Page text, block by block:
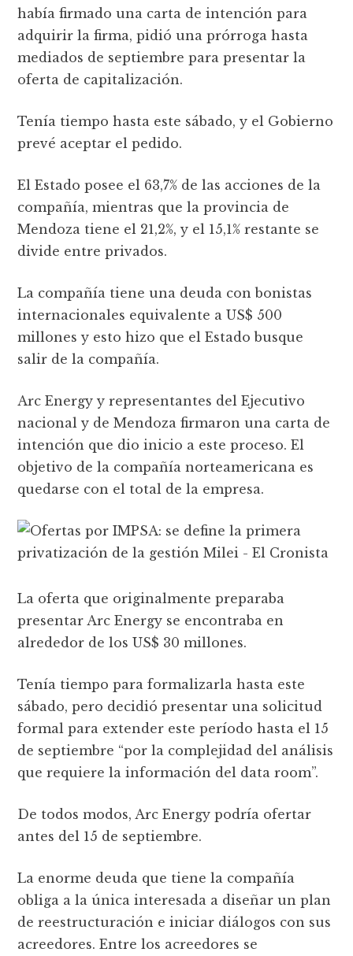
había firmado una carta de intención para
adquirir la firma, pidió una prórroga hasta
mediados de septiembre para presentar la
oferta de capitalización.
Tenía tiempo hasta este sábado, y el Gobierno
prevé aceptar el pedido.
El Estado posee el 63,7% de las acciones de la
compañía, mientras que la provincia de
Mendoza tiene el 21,2%, y el 15,1% restante se
divide entre privados.
La compañía tiene una deuda con bonistas
internacionales equivalente a US$ 500
millones y esto hizo que el Estado busque
salir de la compañía.
Arc Energy y representantes del Ejecutivo
nacional y de Mendoza firmaron una carta de
intención que dio inicio a este proceso. El
objetivo de la compañía norteamericana es
quedarse con el total de la empresa.
La oferta que originalmente preparaba
presentar Arc Energy se encontraba en
alrededor de los US$ 30 millones.
Tenía tiempo para formalizarla hasta este
sábado, pero decidió presentar una solicitud
formal para extender este período hasta el 15
de septiembre “por la complejidad del análisis
que requiere la información del data room”.
De todos modos, Arc Energy podría ofertar
antes del 15 de septiembre.
La enorme deuda que tiene la compañía
obliga a la única interesada a diseñar un plan
de reestructuración e iniciar diálogos con sus
acreedores. Entre los acreedores se